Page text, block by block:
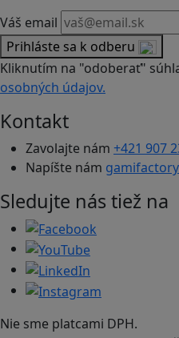
Váš email
Prihláste sa k odberu
Kliknutím na "odoberať"
osobných údajov.
Kontakt
Zavolajte nám +421 907
Napíšte nám
Sledujte nás tiež na
Nie sme platcami DPH.